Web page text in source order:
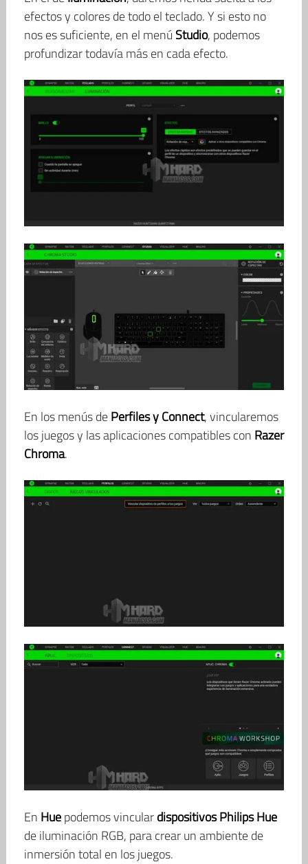
efectos y colores de todo el teclado. Y si esto no
nos es suficiente, en el menú Studio, podemos
profundizar todavía más en cada efecto.
En los menús dePerfiles y Connect, vincularemos
los juegos y las aplicaciones compatibles con Razer
Chroma.
En Huepodemos vinculardispositivos Philips Hue
de iluminación RGB, para crear un ambiente de
inmersión total en los juegos.